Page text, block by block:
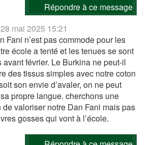
Répondre à ce message
28 mai 2025 15:21
Fani n’est pas commode pour les
école a tenté et les tenues se sont
avant février. Le Burkina ne peut-il
des tissus simples avec notre coton
son envie d’avaler, on ne peut
propre langue. cherchons une
de valoriser notre Dan Fani mais pas
gosses qui vont à l’école.